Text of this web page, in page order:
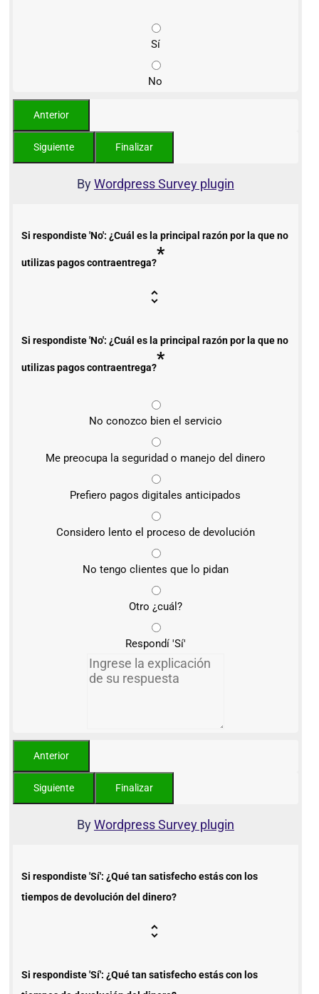
Sí
No
ByWordpress Survey plugin
Si respondiste 'No': ¿Cuál es la principal razón por la que no
utilizas pagos contraentrega?*
Si respondiste 'No': ¿Cuál es la principal razón por la que no
utilizas pagos contraentrega?*
No conozco bien el servicio
Me preocupa la seguridad o manejo del dinero
Prefiero pagos digitales anticipados
Considero lento el proceso de devolución
No tengo clientes que lo pidan
Otro ¿cuál?
Respondí 'Sí'
ByWordpress Survey plugin
Si respondiste 'Sí': ¿Qué tan satisfecho estás con los
tiempos de devolución del dinero?
Si respondiste 'Sí': ¿Qué tan satisfecho estás con los